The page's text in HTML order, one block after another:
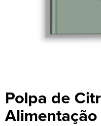
Polpa de